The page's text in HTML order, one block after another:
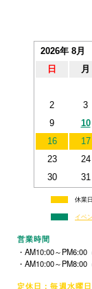
2026年 8月
日
月
2
3
9
10
16
17
23
24
30
31
休業日
イベ
営業時間
・AM10:00～PM6:00
・AM10:00～PM8:00
定休日：毎週水曜